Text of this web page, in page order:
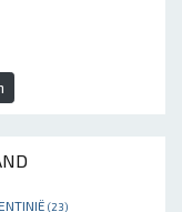
(23)